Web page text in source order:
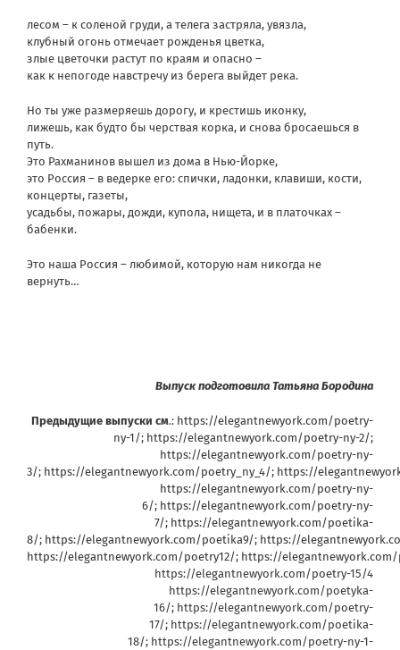
лесом – к соленой груди, а телега застряла, увязла,
клубный огонь отмечает рожденья цветка,
злые цветочки растут по краям и опасно –
как к непогоде навстречу из берега выйдет река.
Но ты уже размеряешь дорогу, и крестишь иконку,
лижешь, как будто бы черствая корка, и снова бросаешься в
путь.
Это Рахманинов вышел из дома в Нью-Йорке,
это Россия – в ведерке его: спички, ладонки, клавиши, кости,
концерты, газеты,
усадьбы, пожары, дожди, купола, нищета, и в платочках –
бабенки.
Это наша Россия – любимой, которую нам никогда не
вернуть…
Выпуск подготовила Татьяна Бородина
Предыдущие выпуски см.: https://elegantnewyork.com/poetry-
ny-1/; https://elegantnewyork.com/poetry-ny-2/;
https://elegantnewyork.com/poetry-ny-
3/; https://elegantnewyork.com/poetry_ny_4/; https://
https://elegantnewyork.com/poetry-ny-
6/; https://elegantnewyork.com/poetry-ny-
7/; https://elegantnewyork.com/poetika-
8/; https://elegantnewyork.com/poetika9/; https://
https://elegantnewyork.com/poetry12/; https://
https://elegantnewyork.com/poetry-15/4
https://elegantnewyork.com/poetyka-
16/; https://elegantnewyork.com/poetry-
17/; https://elegantnewyork.com/poetika-
18/; https://elegantnewyork.com/poetry-ny-1-